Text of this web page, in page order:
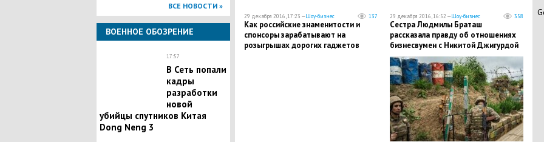
ВСЕ НОВОСТИ »
ВОЕННОЕ ОБОЗРЕНИЕ
17:57
В Сеть попали
кадры
разработки
новой
убийцы спутников Китая
Dong Neng 3
29 декабря 2016, 17:23 —Шоу-бизнес 137
Как российские знаменитости и
спонсоры зарабатывают на
розыгрышах дорогих гаджетов
29 декабря 2016, 16:52 —Шоу-бизнес 358
Сестра Людмилы Браташ
рассказала правду об отношениях
бизнесвумен с Никитой Джигурдой